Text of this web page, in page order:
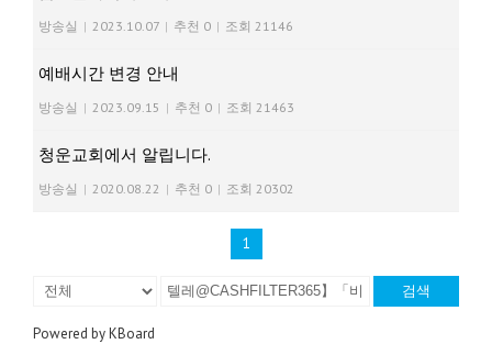
방송실 | 2023.10.07 | 추천 0 | 조회 21146
예배시간 변경 안내
방송실 | 2023.09.15 | 추천 0 | 조회 21463
청운교회에서 알립니다.
방송실 | 2020.08.22 | 추천 0 | 조회 20302
1
검색
Powered by KBoard